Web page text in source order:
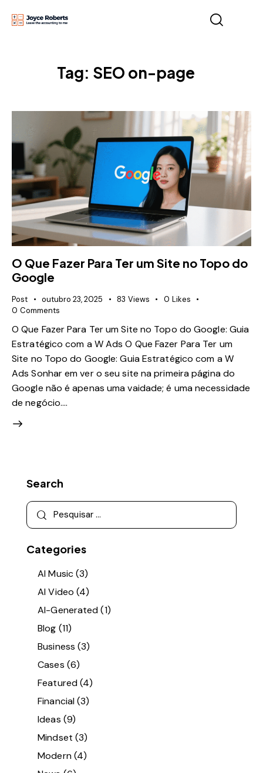
Tag: SEO on-page
O Que Fazer Para Ter um Site no Topo do
Google
Post outubro 23, 2025 83 Views 0 Likes
0 Comments
O Que Fazer Para Ter um Site no Topo do Google: Guia
Estratégico com a W Ads O Que Fazer Para Ter um
Site no Topo do Google: Guia Estratégico com a W
Ads Sonhar em ver o seu site na primeira página do
Google não é apenas uma vaidade; é uma necessidade
de negócio.…
Search
Categories
AI Music(3)
AI Video (4)
AI-Generated(1)
Blog (11)
Business (3)
Cases (6)
Featured(4)
Financial(3)
Ideas (9)
Mindset (3)
Modern(4)